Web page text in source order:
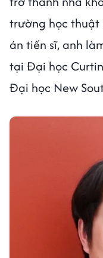
trường học thuật
án tiến sĩ, anh
tại Đại học
Đại học New